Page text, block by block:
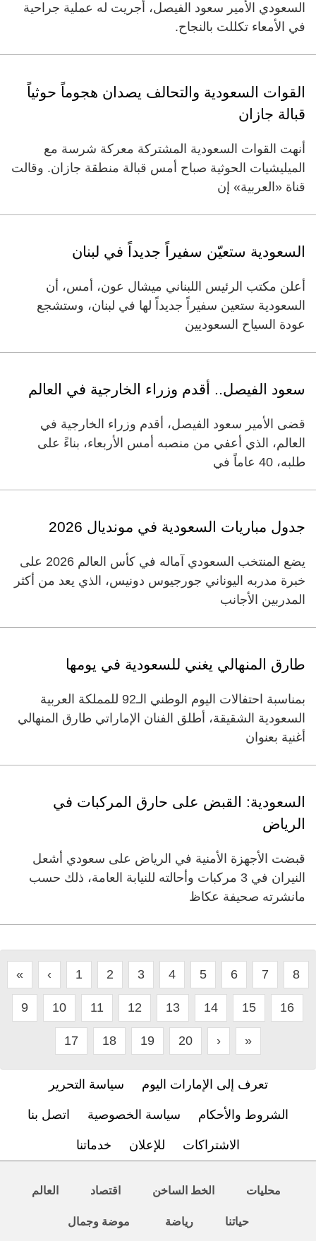
السعودي الأمير سعود الفيصل، أجريت له عملية جراحية
في الأمعاء تكللت بالنجاح.
القوات السعودية والتحالف يصدان هجوماً حوثياً
قبالة جازان
أنهت القوات السعودية المشتركة معركة شرسة مع
الميليشيات الحوثية صباح أمس قبالة منطقة جازان. وقالت
قناة «العربية» إن
السعودية ستعيّن سفيراً جديداً في لبنان
أعلن مكتب الرئيس اللبناني ميشال عون، أمس، أن
السعودية ستعين سفيراً جديداً لها في لبنان، وستشجع
عودة السياح السعوديين
سعود الفيصل.. أقدم وزراء الخارجية في العالم
قضى الأمير سعود الفيصل، أقدم وزراء الخارجية في
العالم، الذي أعفي من منصبه أمس الأربعاء، بناءً على
طلبه، 40 عاماً في
جدول مباريات السعودية في مونديال 2026
يضع المنتخب السعودي آماله في كأس العالم 2026 على
خبرة مدربه اليوناني جورجيوس دونيس، الذي يعد من أكثر
المدربين الأجانب
طارق المنهالي يغني للسعودية في يومها
بمناسبة احتفالات اليوم الوطني الـ92 للمملكة العربية
السعودية الشقيقة، أطلق الفنان الإماراتي طارق المنهالي
أغنية بعنوان
السعودية: القبض على حارق المركبات في
الرياض
قبضت الأجهزة الأمنية في الرياض على سعودي أشعل
النيران في 3 مركبات وأحالته للنيابة العامة، ذلك حسب
مانشرته صحيفة عكاظ
« ‹ 1 2 3 4 5 6 7 8
9 10 11 12 13 14 15 16
17 18 19 20 › »
تعرف إلى الإمارات اليوم سياسة التحرير
الشروط والأحكام سياسة الخصوصية اتصل بنا
الاشتراكات للإعلان خدماتنا
محليات الخط الساخن اقتصاد العالم
حياتنا رياضة موضة وجمال